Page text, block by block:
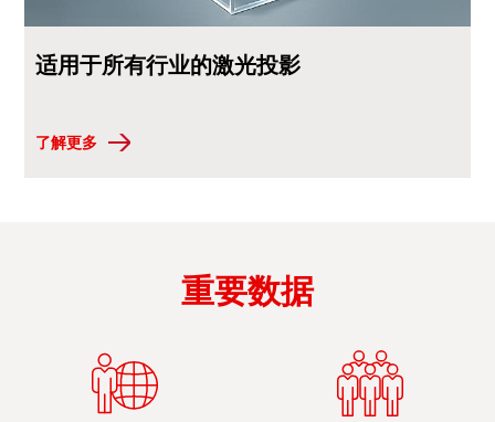
适用于所有行业的激光投影
了解更多
重要数据